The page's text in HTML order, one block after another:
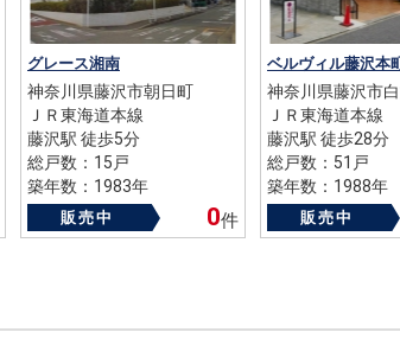
グレース湘南
神奈川県藤沢市朝日町
ＪＲ東海道本線
藤沢駅 徒歩5分
総戸数：15戸
築年数：1983年
販売中 0件
ベルヴィル藤沢本
神奈川県藤沢市
ＪＲ東海道本線
藤沢駅 徒歩28分
総戸数：51戸
築年数：1988年
販売中